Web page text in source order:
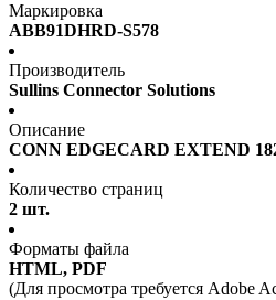
Маркировка
ABB91DHRD-S578
Производитель
Sullins Connector Solutions
Описание
CONN EDGECARD EXTEND
Количество страниц
2 шт.
Форматы файла
HTML, PDF
(Для просмотра требуется Adobe